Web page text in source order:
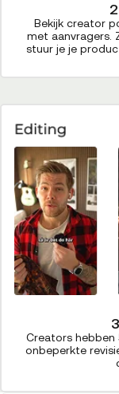
Bekijk creator
met aanvragers.
stuur je je
Creators hebben
onbeperkte